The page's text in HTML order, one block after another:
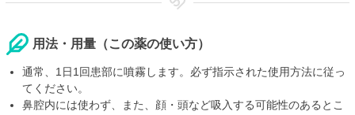
用法・用量（この薬の使い方）
通常、1日1回患部に噴霧します。必ず指示された使用方法に従っ
てください。
鼻腔内には使わず、また、顔・頭など吸入する可能性のあるとこ